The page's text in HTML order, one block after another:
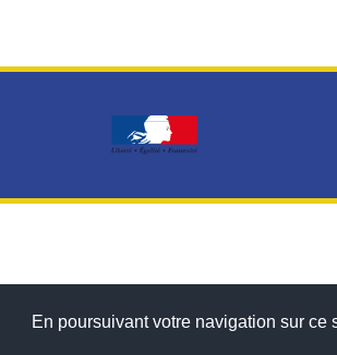
En poursuivant votre navigation sur